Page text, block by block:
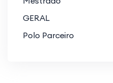
GERAL
Polo Parceiro